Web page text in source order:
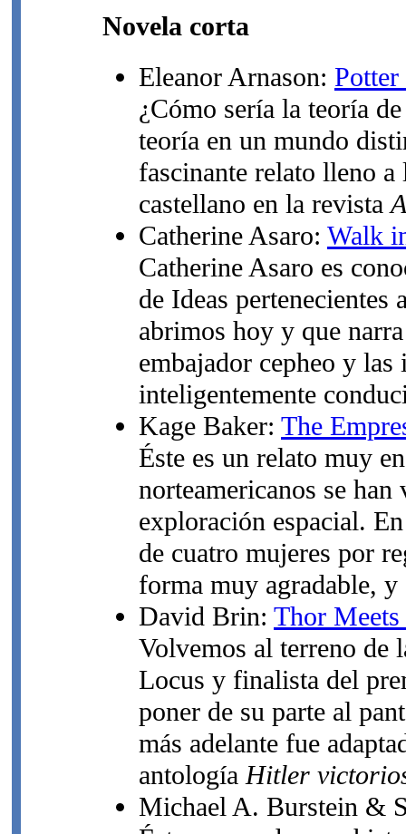
Novela corta
Eleanor Arnason:
¿Cómo sería la teoría
teoría en un mundo
fascinante relato lleno
castellano en la revista
Catherine Asaro: Walk
Catherine Asaro es
de Ideas
abrimos hoy y que
embajador cepheo y las
inteligentemente
Kage Baker: The
Éste es un relato muy
norteamericanos se
exploración espacial.
de cuatro mujeres por
forma muy agradable,
David Brin: Thor
Volvemos al terreno de
Locus y finalista del
poner de su parte al
más adelante fue
antología Hitler
Michael A. Burstein &